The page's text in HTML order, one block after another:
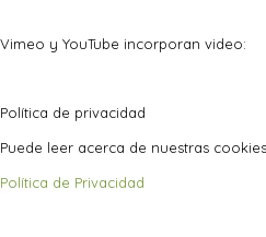
Vimeo y YouTube incorporan video:
Política de privacidad
Puede leer acerca de nuestras
Política de Privacidad